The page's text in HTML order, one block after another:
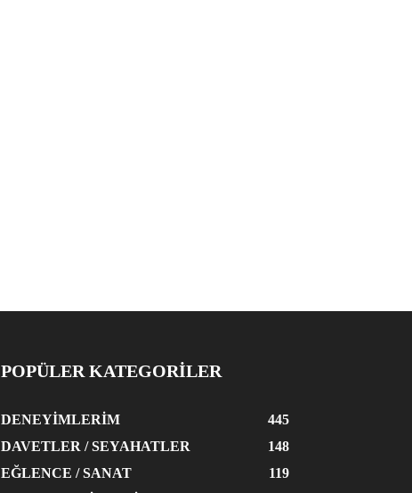
POPÜLER KATEGORİLER
DENEYIMLERIM
445
DAVETLER / SEYAHATLER
148
EĞLENCE / SANAT
119